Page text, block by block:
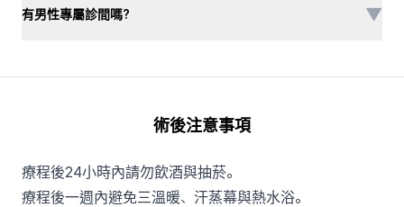
有男性專屬診間嗎? ▼
術後注意事項
療程後24小時內請勿飲酒與抽菸。
療程後一週內避免三溫暖、汗蒸幕與熱水浴。